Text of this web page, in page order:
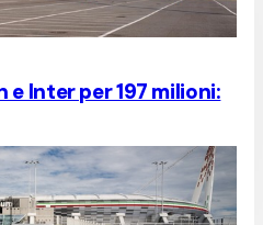
e Inter per 197 milioni: